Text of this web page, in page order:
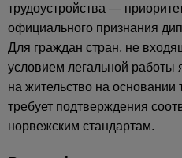
трудоустройства —
официального признания
Для граждан стран, не
условием легальной работы
на жительство на основании
требует подтверждения
норвежским стандартам.